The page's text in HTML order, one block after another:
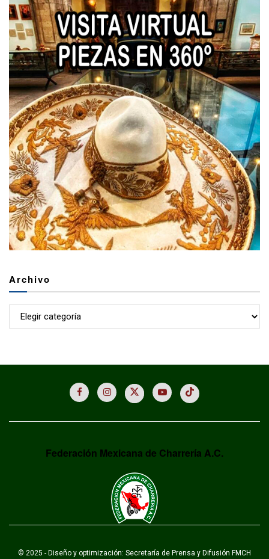
Archivo
Archivo
Federación Mexicana de Charrería A.C.
© 2025 - Diseño y optimización: Secretaría de Prensa y Difusión FMCH